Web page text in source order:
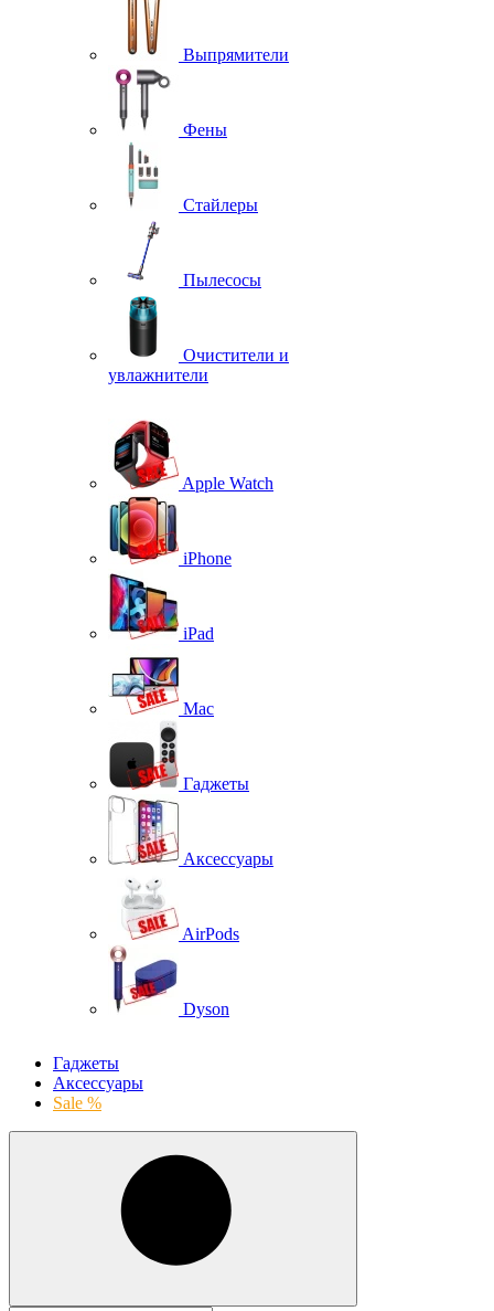
Выпрямители
Фены
Стайлеры
Пылесосы
Очистители и
увлажнители
Apple Watch
iPhone
iPad
Mac
Гаджеты
Аксессуары
AirPods
Dyson
Гаджеты
Аксессуары
Sale %